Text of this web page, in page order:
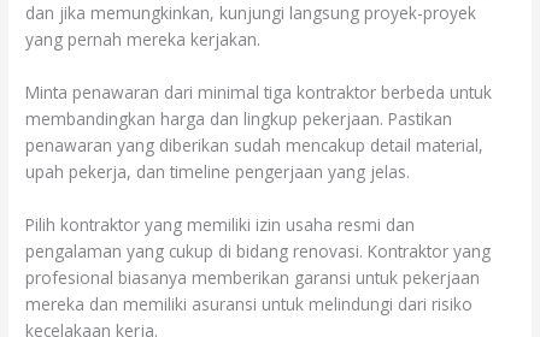
dan jika memungkinkan, kunjungi langsung proyek-proyek
yang pernah mereka kerjakan.
Minta penawaran dari minimal tiga kontraktor berbeda untuk
membandingkan harga dan lingkup pekerjaan. Pastikan
penawaran yang diberikan sudah mencakup detail material,
upah pekerja, dan timeline pengerjaan yang jelas.
Pilih kontraktor yang memiliki izin usaha resmi dan
pengalaman yang cukup di bidang renovasi. Kontraktor yang
profesional biasanya memberikan garansi untuk pekerjaan
mereka dan memiliki asuransi untuk melindungi dari risiko
kecelakaan kerja.